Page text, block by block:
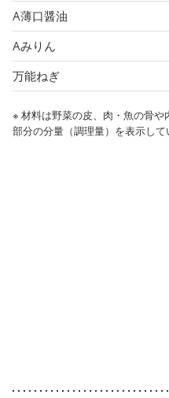
A薄口醤油
Aみりん
万能ねぎ
※ 材料は野菜の皮、肉・魚の骨
部分の分量（調理量）を表示して